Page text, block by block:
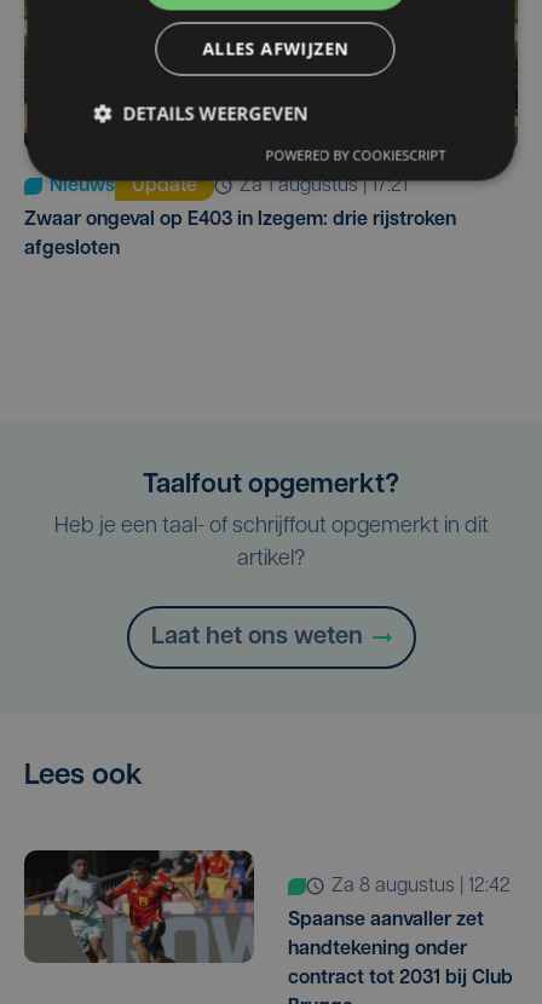
Nieuws Update
za 1 augustus | 17:21
Zwaar ongeval op E403 in Izegem: drie rijstroken
afgesloten
Taalfout opgemerkt?
Heb je een taal- of schrijffout opgemerkt in dit
artikel?
Laat het ons weten
Lees ook
za 8 augustus | 12:42
Spaanse aanvaller zet
handtekening onder
contract tot 2031 bij Club
ALLES AFWIJZEN
DETAILS WEERGEVEN
POWERED BY COOKIESCRIPT